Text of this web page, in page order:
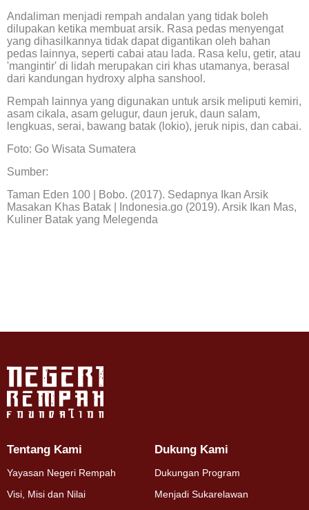
Andaliman menjadi rempah andalan yang tidak boleh
dilupakan ketika membuat arsik. Rasa pedas menyengat
yang dihasilkannya tidak dapat digantikan oleh bahan
pedas lainnya, seperti cabai atau lada. Rasa kelu, getir, atau
'mangintir' di lidah merupakan ciri khas utamanya, berasal
dari kandungan hydroxy alpha sanshool.
Rempah lainnya yang digunakan untuk arsik meliputi kemiri,
asam cikala, asam gelugur, daun jeruk, daun salam,
lengkuas, serai, bawang batak (lokio), jeruk nipis, dan cabai.
Foto: Go Wisata Sumatera
Sumber:
Taman Eden 100 | Bobo. (2017). Sedapnya Ikan Arsik
Masakan Khas Batak | Indonesia.go (2019). Arsik Ikan Mas,
Kuliner Batak yang Melegenda
Tentang Kami
Yayasan Negeri Rempah
Visi, Misi dan Nilai
Dukung Kami
Dukungan Program
Menjadi Sukarelawan